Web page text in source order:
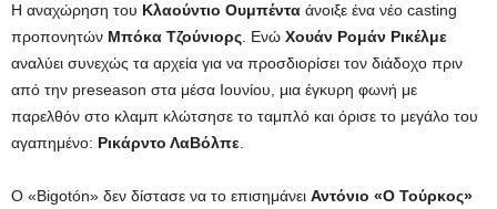
Η αναχώρηση του Κλαούντιο Ουμπέντα άνοιξε ένα νέο casting
προπονητών Μπόκα Τζούνιορς . Ενώ Χουάν Ρομάν Ρικέλμε
αναλύει συνεχώς τα αρχεία για να προσδιορίσει τον διάδοχο πριν
από την preseason στα μέσα Ιουνίου, μια έγκυρη φωνή με
παρελθόν στο κλαμπ κλώτσησε το ταμπλό και όρισε το μεγάλο του
αγαπημένο: Ρικάρντο ΛαΒόλπε
Ο «Bigotón» δεν δίστασε να το επισημάνει Αντόνιο «Ο Τούρκος»